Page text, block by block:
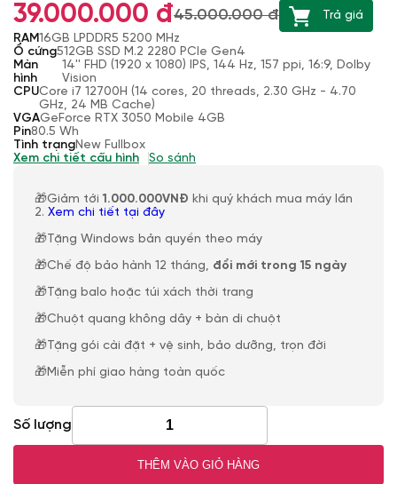
39.000.000 đ45.000.000 đ
Trả giá
RAM16GB LPDDR5 5200 MHz
Ổ cứng512GB SSD M.2 2280 PCIe Gen4
Màn
hình
14'' FHD (1920 x 1080) IPS, 144 Hz, 157 ppi, 16:9, Dolby
Vision
CPUCore i7 12700H (14 cores, 20 threads, 2.30 GHz - 4.70
GHz, 24 MB Cache)
VGAGeForce RTX 3050 Mobile 4GB
Pin80.5 Wh
Tình trạngNew Fullbox
Xem chi tiết cấu hình
So sánh
🎁Giảm tới 1.000.000VNĐ khi quý khách mua máy lần
2. Xem chi tiết tại đây
🎁Tặng Windows bản quyền theo máy
🎁Chế độ bảo hành 12 tháng, đổi mới trong 15 ngày
🎁Tặng balo hoặc túi xách thời trang
🎁Chuột quang không dây + bàn di chuột
🎁Tặng gói cài đặt + vệ sinh, bảo dưỡng, trọn đời
🎁Miễn phí giao hàng toàn quốc
Số lượng
THÊM VÀO GIỎ HÀNG